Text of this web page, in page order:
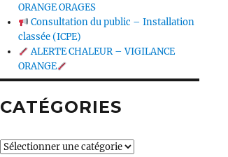
ORANGE ORAGES
Consultation du public – Installation
classée (ICPE)
ALERTE CHALEUR – VIGILANCE
ORANGE
CATÉGORIES
Catégories